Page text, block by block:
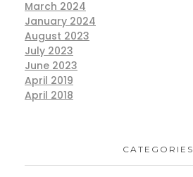
March 2024
January 2024
August 2023
July 2023
June 2023
April 2019
April 2018
CATEGORIES